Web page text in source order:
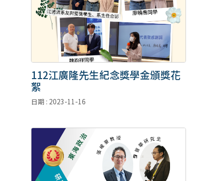
112江廣隆先生紀念獎學金頒獎花
絮
日期 : 2023-11-16